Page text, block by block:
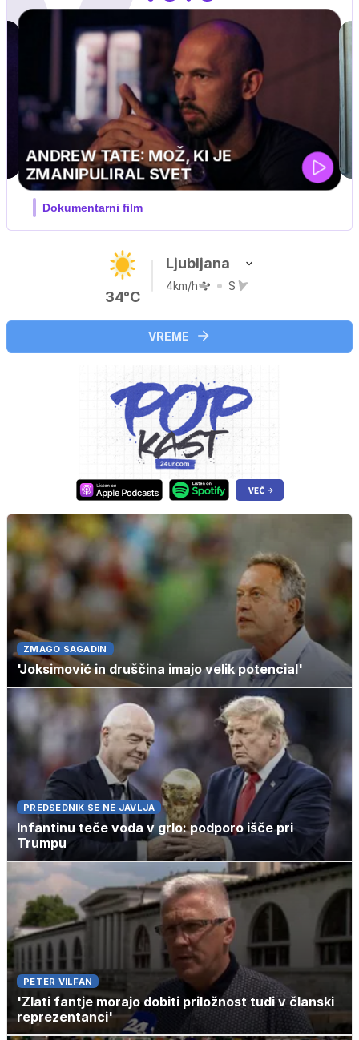
34°C
Ljubljana
4km/h S
VREME
ZMAGO SAGADIN
'Joksimović in druščina imajo velik potencial'
PREDSEDNIK SE NE JAVLJA
Infantinu teče voda v grlo: podporo išče pri
Trumpu
PETER VILFAN
'Zlati fantje morajo dobiti priložnost tudi v članski
reprezentanci'